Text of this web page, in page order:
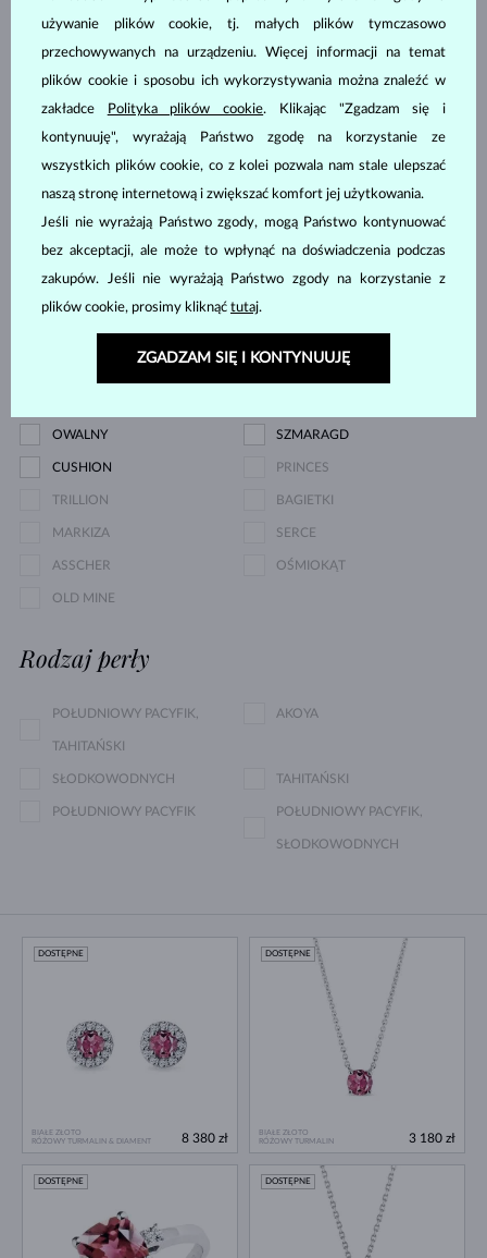
RODOLIT SPINEL
TANZANIT TOPAZ
RÓŻOWY TURMALIN ZIELONY TURMALIN
MOŁDAWIT BEZ KAMIENIA
Cena
OWALNY SZMARAGD
CUSHION PRINCES
TRILLION BAGIETKI
MARKIZA SERCE
ASSCHER OŚMIOKĄT
OLD MINE
Rodzaj perły
POŁUDNIOWY PACYFIK,
TAHITAŃSKI
AKOYA
SŁODKOWODNYCH TAHITAŃSKI
POŁUDNIOWY PACYFIK POŁUDNIOWY PACYFIK,
SŁODKOWODNYCH
BIAŁE ZŁOTO
RÓŻOWY TURMALIN & DIAMENT
DOSTĘPNE
8 380 zł
BIAŁE ZŁOTO
RÓŻOWY TURMALIN
DOSTĘPNE
3 180 zł
DOSTĘPNE DOSTĘPNE
używanie plików cookie, tj. małych plików tymczasowo
przechowywanych na urządzeniu. Więcej informacji na temat
plików cookie i sposobu ich wykorzystywania można znaleźć w
zakładce
Polityka plików cookie. Klikając "Zgadzam się i
kontynuuję", wyrażają Państwo zgodę na korzystanie ze
wszystkich plików cookie, co z kolei pozwala nam stale ulepszać
naszą stronę internetową i zwiększać komfort jej użytkowania.
Jeśli nie wyrażają Państwo zgody, mogą Państwo kontynuować
bez akceptacji, ale może to wpłynąć na doświadczenia podczas
zakupów. Jeśli nie wyrażają Państwo zgody na korzystanie z
plików cookie, prosimy kliknąć tutaj.
ZGADZAM SIĘ I KONTYNUUJĘ